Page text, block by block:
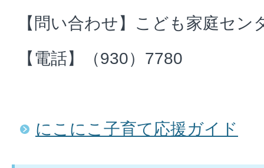
【問い合わせ】こども家庭セン
【電話】（930）7780
にこにこ子育て応援ガイド